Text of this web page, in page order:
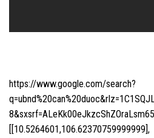
https://www.google.com/search?
[[10.5264601,106.62370759999999],